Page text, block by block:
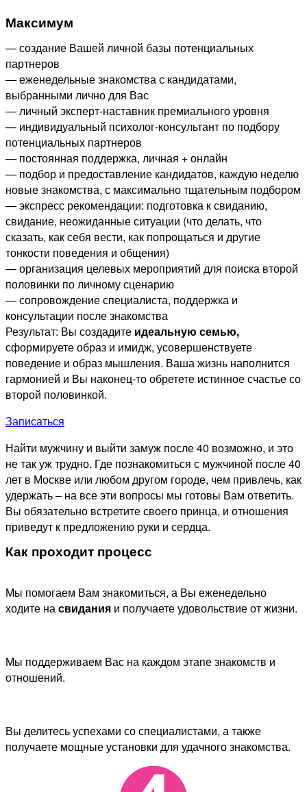
Максимум
— создание Вашей личной базы потенциальных
партнеров
— еженедельные знакомства с кандидатами,
выбранными лично для Вас
— личный эксперт-наставник премиального уровня
— индивидуальный психолог-консультант по подбору
потенциальных партнеров
— постоянная поддержка, личная + онлайн
— подбор и предоставление кандидатов, каждую неделю
новые знакомства, с максимально тщательным подбором
— экспресс рекомендации: подготовка к свиданию,
свидание, неожиданные ситуации (что делать, что
сказать, как себя вести, как попрощаться и другие
тонкости поведения и общения)
— организация целевых мероприятий для поиска второй
половинки по личному сценарию
— сопровождение специалиста, поддержка и
консультации после знакомства
Результат: Вы создадите идеальную семью,
сформируете образ и имидж, усовершенствуете
поведение и образ мышления. Ваша жизнь наполнится
гармонией и Вы наконец-то обретете истинное счастье со
второй половинкой.
Записаться
Найти мужчину и выйти замуж после 40 возможно, и это
не так уж трудно. Где познакомиться с мужчиной после 40
лет в Москве или любом другом городе, чем привлечь, как
удержать – на все эти вопросы мы готовы Вам ответить.
Вы обязательно встретите своего принца, и отношения
приведут к предложению руки и сердца.
Как проходит процесс
Мы помогаем Вам знакомиться, а Вы еженедельно
ходите насвидания и получаете удовольствие от жизни.
Мы поддерживаем Вас на каждом этапе знакомств и
отношений.
Вы делитесь успехами со специалистами, а также
получаете мощные установки для удачного знакомства.